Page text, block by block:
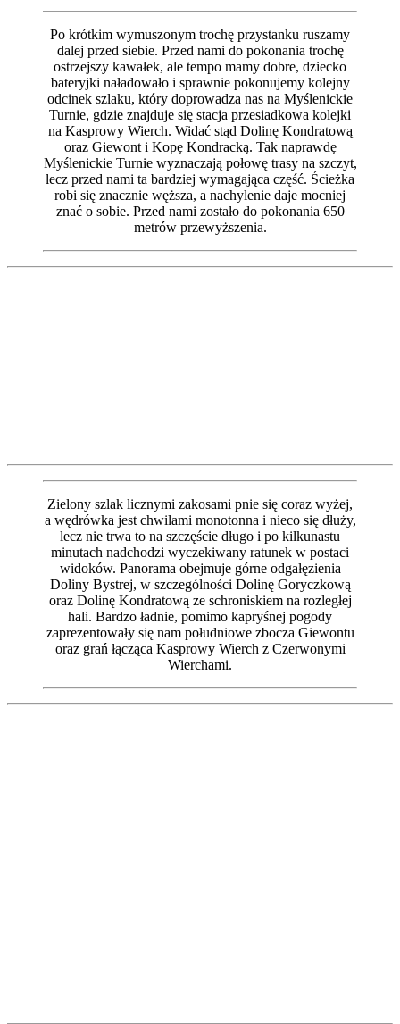
Po krótkim wymuszonym trochę przystanku ruszamy
dalej przed siebie. Przed nami do pokonania trochę
ostrzejszy kawałek, ale tempo mamy dobre, dziecko
bateryjki naładowało i sprawnie pokonujemy kolejny
odcinek szlaku, który doprowadza nas na Myślenickie
Turnie, gdzie znajduje się stacja przesiadkowa kolejki
na Kasprowy Wierch. Widać stąd Dolinę Kondratową
oraz Giewont i Kopę Kondracką. Tak naprawdę
Myślenickie Turnie wyznaczają połowę trasy na szczyt,
lecz przed nami ta bardziej wymagająca część. Ścieżka
robi się znacznie węższa, a nachylenie daje mocniej
znać o sobie. Przed nami zostało do pokonania 650
metrów przewyższenia.
Zielony szlak licznymi zakosami pnie się coraz wyżej,
a wędrówka jest chwilami monotonna i nieco się dłuży,
lecz nie trwa to na szczęście długo i po kilkunastu
minutach nadchodzi wyczekiwany ratunek w postaci
widoków. Panorama obejmuje górne odgałęzienia
Doliny Bystrej, w szczególności Dolinę Goryczkową
oraz Dolinę Kondratową ze schroniskiem na rozległej
hali. Bardzo ładnie, pomimo kapryśnej pogody
zaprezentowały się nam południowe zbocza Giewontu
oraz grań łącząca Kasprowy Wierch z Czerwonymi
Wierchami.